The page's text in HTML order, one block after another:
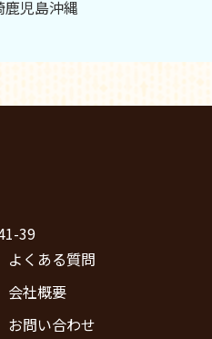
鹿児島沖縄
39
よくある質問
会社概要
お問い合わせ